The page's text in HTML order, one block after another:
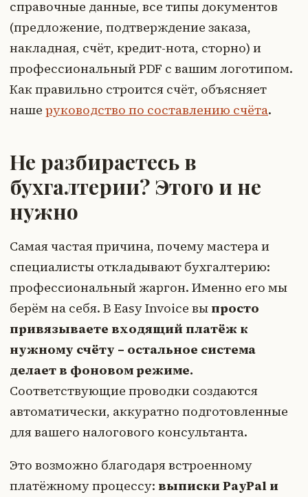
справочные данные, все типы документов
(предложение, подтверждение заказа,
накладная, счёт, кредит-нота, сторно) и
профессиональный PDF с вашим логотипом.
Как правильно строится счёт, объясняет
наше руководство по составлению счёта.
Не разбираетесь в
бухгалтерии? Этого и не
нужно
Самая частая причина, почему мастера и
специалисты откладывают бухгалтерию:
профессиональный жаргон. Именно его мы
берём на себя. В Easy Invoice выпросто
привязываете входящий платёж к
нужному счёту – остальное система
делает в фоновом режиме.
Соответствующие проводки создаются
автоматически, аккуратно подготовленные
для вашего налогового консультанта.
Это возможно благодаря встроенному
платёжному процессу: выписки PayPal и